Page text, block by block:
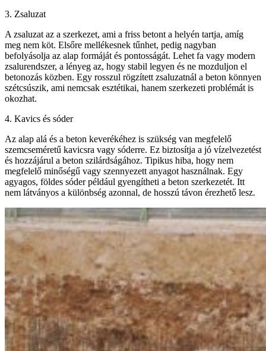
3. Zsaluzat
A zsaluzat az a szerkezet, ami a friss betont a helyén tartja, amíg
meg nem köt. Elsőre mellékesnek tűnhet, pedig nagyban
befolyásolja az alap formáját és pontosságát. Lehet fa vagy modern
zsalurendszer, a lényeg az, hogy stabil legyen és ne mozduljon el
betonozás közben. Egy rosszul rögzített zsaluzatnál a beton könnyen
szétcsúszik, ami nemcsak esztétikai, hanem szerkezeti problémát is
okozhat.
4. Kavics és sóder
Az alap alá és a beton keverékéhez is szükség van megfelelő
szemcseméretű kavicsra vagy sóderre. Ez biztosítja a jó vízelvezetést
és hozzájárul a beton szilárdságához. Tipikus hiba, hogy nem
megfelelő minőségű vagy szennyezett anyagot használnak. Egy
agyagos, földes sóder például gyengítheti a beton szerkezetét. Itt
nem látványos a különbség azonnal, de hosszú távon érezhető lesz.